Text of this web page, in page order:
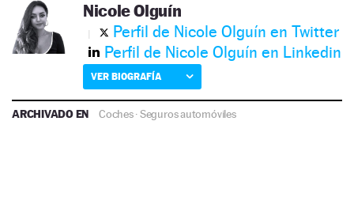
Nicole Olguín
Perfil de Nicole Olguín en Twitter
Perfil de Nicole Olguín en Linkedin
VER BIOGRAFÍA
ARCHIVADO EN Coches·Seguros automóviles